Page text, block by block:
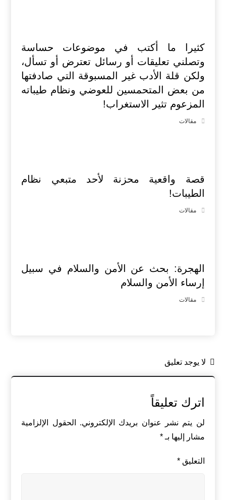
كثيرا ما أكتب في موضوعات حساسة
وتصلني تعليقات أو رسائل تعترض أو تسأل،
ولكن قلة الأدب غير المسبوقة التي صادفتها
من بعض المتحمسين للعوضي ونظام طيباته
المزعوم تثير الاستغراب!
مقالات
قصة واقعية محزنة لأحد متبعي نظام
الطيبات!
مقالات
الهجرة: بحث عن الأمن والسلام في سبيل
إرساء الأمن والسلام
مقالات
لا يوجد تعليق
اترك تعليقاً
لن يتم نشر عنوان بريدك الإلكتروني.
الحقول الإلزامية
مشار إليها بـ*
التعليق*